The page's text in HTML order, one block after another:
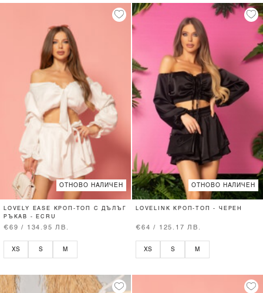
ОТНОВО НАЛИЧЕН
LOVELY EASE КРОП-ТОП С ДЪЛЪГ
РЪКАВ - ECRU
€69 / 134.95 ЛВ.
XS S M
ОТНОВО НАЛИЧЕН
LOVELINK КРОП-ТОП - ЧЕРЕН
€64 / 125.17 ЛВ.
XS S M